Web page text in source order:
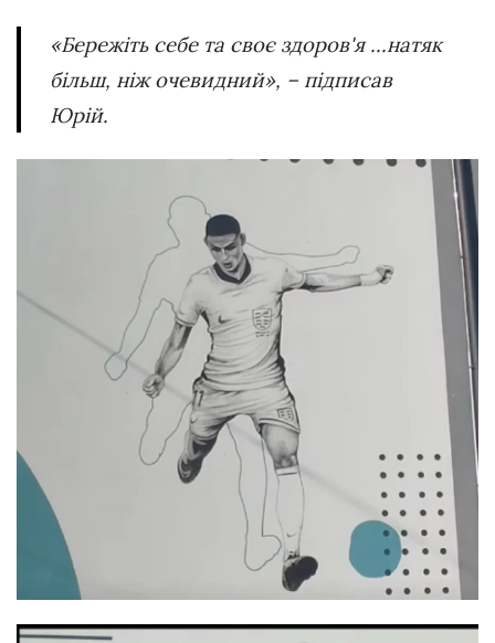
«Бережіть себе та своє здоров'я ...натяк
більш, ніж очевидний», – підписав
Юрій.